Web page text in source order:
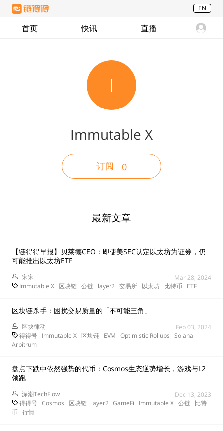
EN
首页 快讯 直播
I
Immutable X
订阅 0
最新文章
【链得得早报】贝莱德CEO：即使美SEC认定以太坊为证券，仍
可能推出以太坊ETF
宋宋
Mar 28, 2024
Immutable X 区块链 公链 layer2 交易所 以太坊 比特币 ETF
区块链杀手：困扰交易质量的「不可能三角」
区块律动
Feb 03, 2024
得得号 Immutable X 区块链 EVM Optimistic Rollups Solana
Arbitrum
盘点下跌中依然强势的代币：Cosmos生态逆势增长，游戏与L2
领跑
深潮TechFlow
Dec 13, 2023
得得号 Cosmos 区块链 layer2 GameFi Immutable X 公链 比特
币 行情